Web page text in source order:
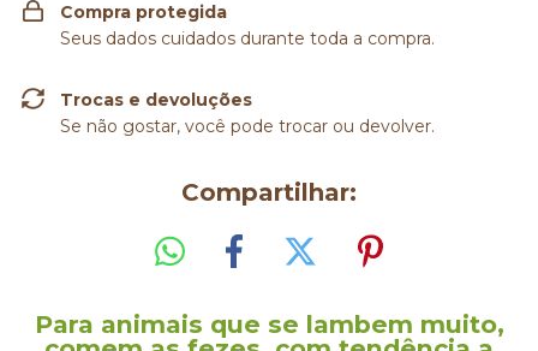
Compra protegida
Seus dados cuidados durante toda a compra.
Trocas e devoluções
Se não gostar, você pode trocar ou devolver.
Compartilhar:
Para animais que se lambem muito,